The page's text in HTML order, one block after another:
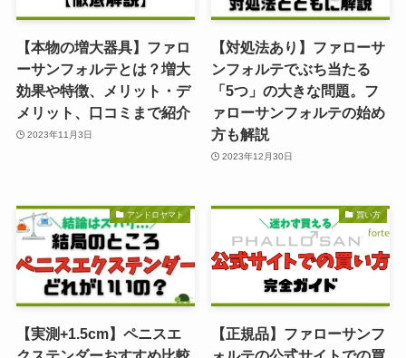
【本物の増大器具】ファロ
ーサンフォルテとは？増大
効果や特徴、メリット・デ
メリット、口コミまで紹介
2023年11月3日
【対処法あり】ファローサ
ンフォルテでぶち当たる
「5つ」の大きな問題。フ
ァローサンフォルテの始め
方も解説
2023年12月30日
アンドロヤマト
【実測+1.5cm】ペニスエ
買い方
【正規品】ファローサンフ